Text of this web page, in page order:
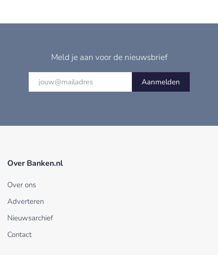
Meld je aan voor de nieuwsbrief
Aanmelden
Over Banken.nl
Over ons
Adverteren
Nieuwsarchief
Contact